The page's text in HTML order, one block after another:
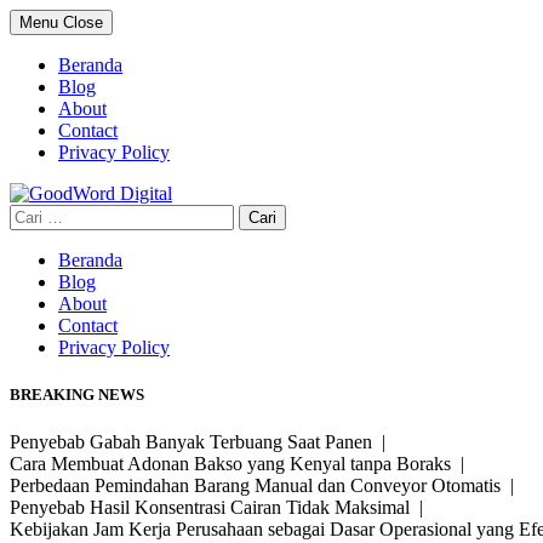
Skip
to
content
Menu Close
Beranda
Blog
About
Contact
Privacy Policy
Cari
untuk:
Beranda
Blog
About
Contact
Privacy Policy
BREAKING NEWS
Penyebab Gabah Banyak Terbuang Saat Panen |
Cara Membuat Adonan Bakso yang Kenyal tanpa Boraks |
Perbedaan Pemindahan Barang Manual dan Conveyor Otomatis |
Penyebab Hasil Konsentrasi Cairan Tidak Maksimal |
Kebijakan Jam Kerja Perusahaan sebagai Dasar Operasional yang